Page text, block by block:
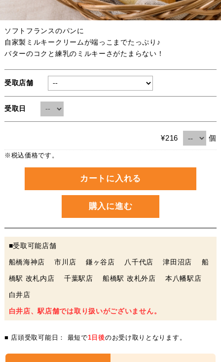
ソフトフランスのパンに
自家製ミルキークリームが端っこまでたっぷり♪
バターのコクと練乳のミルキーさがたまらない！
受取店舗
受取日
¥216 個
※税込価格です。
カートに入れる
購入に進む
■受取可能店舗
船橋海神店 市川店 鎌ヶ谷店 八千代店 津田沼店 船
橋駅 改札内店 千葉駅店 船橋駅 改札外店 本八幡駅店
白井店
白井店、駅店舗では取り扱いがございません。
■ 店頭受取可能日： 最短で1日後のお受け取りとなります。